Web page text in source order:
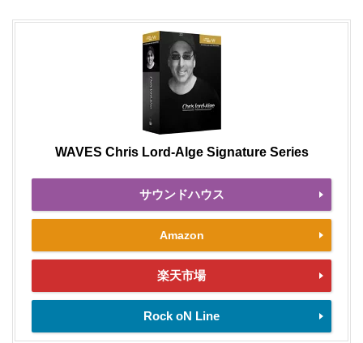
WAVES Chris Lord-Alge Signature Series
サウンドハウス
Amazon
楽天市場
Rock oN Line